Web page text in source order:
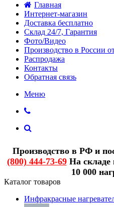
Главная
Интернет-магазин
Доставка бесплатно
Склад 24/7, Гарантия
Фото/Видео
Производство в России
Распродажа
Контакты
Обратная связь
Меню
Производство в РФ и
(800) 444-73-69На складе
10 000
Каталог товаров
Инфракрасные